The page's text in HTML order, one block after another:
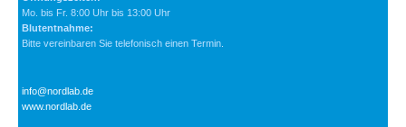
Mo. bis Fr. 8:00 Uhr bis 13:00 Uhr
Blutentnahme:
Bitte vereinbaren Sie telefonisch einen Termin.
info@nordlab.de
www.nordlab.de